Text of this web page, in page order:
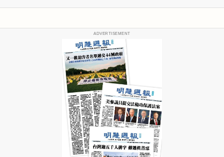
ADVERTISEMENT